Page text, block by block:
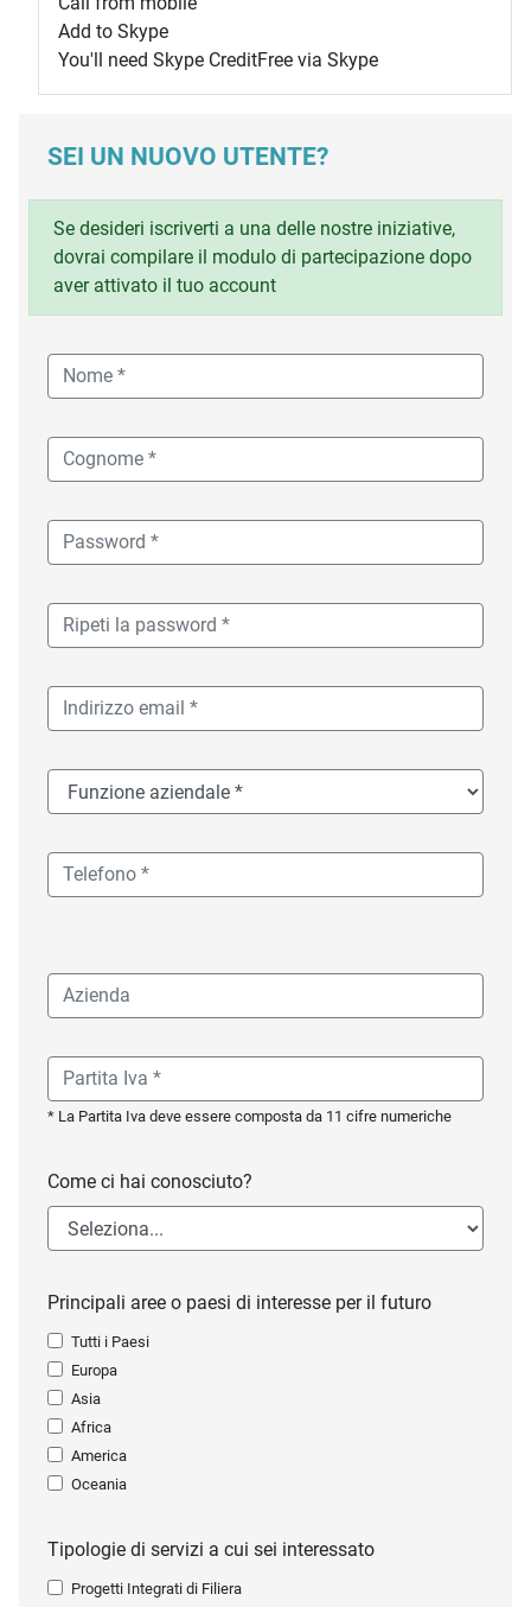
Add to Skype
You'll need Skype CreditFree via Skype
SEI UN NUOVO UTENTE?
Se desideri iscriverti a una delle nostre iniziative,
dovrai compilare il modulo di partecipazione dopo
aver attivato il tuo account
* La Partita Iva deve essere composta da 11 cifre numeriche
Come ci hai conosciuto?
Principali aree o paesi di interesse per il futuro
Tutti i Paesi
Europa
Asia
Africa
America
Oceania
Tipologie di servizi a cui sei interessato
Progetti Integrati di Filiera